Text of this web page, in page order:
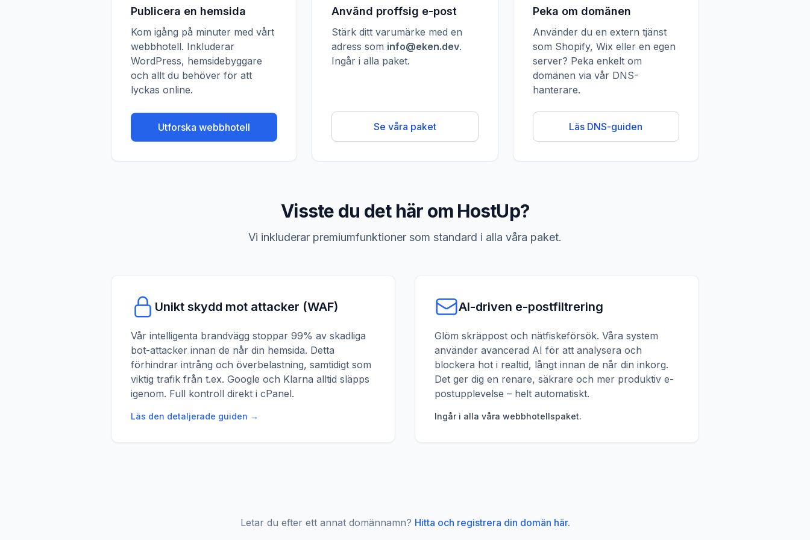
Publicera en hemsida
Kom igång på minuter med vårt
webbhotell. Inkluderar
WordPress, hemsidebyggare
och allt du behöver för att
lyckas online.
Utforska webbhotell
Använd proffsig e-post
Stärk ditt varumärke med en
adress som info@eken.dev.
Ingår i alla paket.
Se våra paket
Peka om domänen
Använder du en extern tjänst
som Shopify, Wix eller en egen
server? Peka enkelt om
domänen via vår DNS-
hanterare.
Läs DNS-guiden
Visste du det här om HostUp?
Vi inkluderar premiumfunktioner som standard i alla våra paket.
Unikt skydd mot attacker (WAF)
Vår intelligenta brandvägg stoppar 99% av skadliga
bot-attacker innan de når din hemsida. Detta
förhindrar intrång och överbelastning, samtidigt som
viktig trafik från t.ex. Google och Klarna alltid släpps
igenom. Full kontroll direkt i cPanel.
Läs den detaljerade guiden →
AI-driven e-postfiltrering
Glöm skräppost och nätfiskeförsök. Våra system
använder avancerad AI för att analysera och
blockera hot i realtid, långt innan de når din inkorg.
Det ger dig en renare, säkrare och mer produktiv e-
postupplevelse – helt automatiskt.
Ingår i alla våra webbhotellspaket.
Letar du efter ett annat domännamn? Hitta och registrera din domän här.